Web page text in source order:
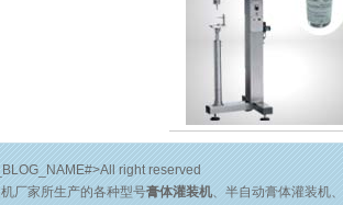
right reserved
厂家所生产的各种型号膏体灌装机、半自动膏体灌装机